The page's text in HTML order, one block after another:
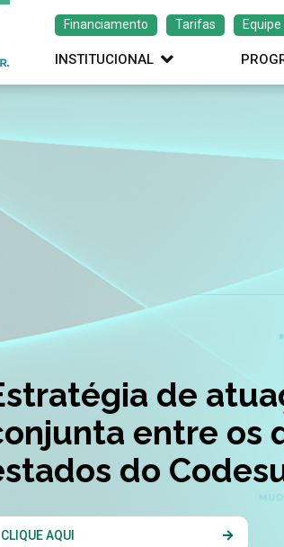
Financiamento Tarifas
INSTITUCIONAL
os quatro